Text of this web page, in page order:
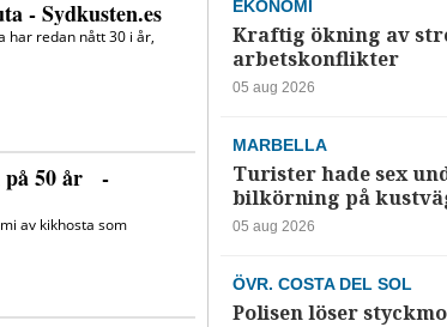
EKONOMI
Kraftig ökning av
arbetskonflikter
05 aug 2026
MARBELLA
Turister hade sex
bilkörning på
05 aug 2026
ÖVR. COSTA DEL SOL
Polisen löser